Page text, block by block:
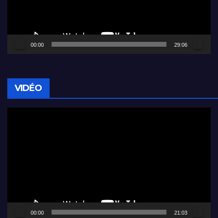
00:00 29:06
VIDÉO
00:00 21:03